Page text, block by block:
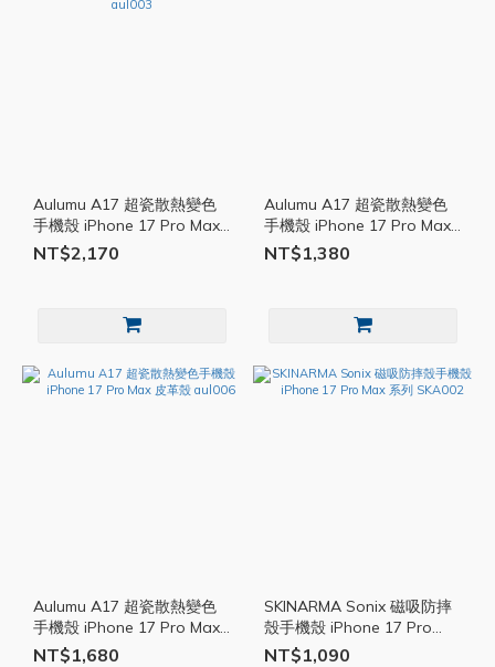
Aulumu A17 超瓷散熱變色
手機殼 iPhone 17 Pro Max
Air 碳纖維手機殼 aul003
NT$2,170
Aulumu A17 超瓷散熱變色
手機殼 iPhone 17 Pro Max
夜光殻 aul004
NT$1,380
Aulumu A17 超瓷散熱變色
手機殼 iPhone 17 Pro Max
皮革殼 aul006
NT$1,680
SKINARMA Sonix 磁吸防摔
殼手機殼 iPhone 17 Pro
Max 系列 SKA002
NT$1,090